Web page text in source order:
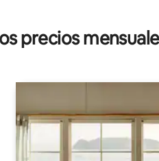
precios